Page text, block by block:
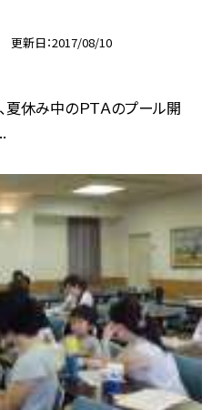
更新日 2017/08/10
夏休み中のＰＴＡのプール開